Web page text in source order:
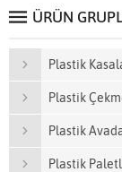
ÜRÜN
Plastik
Plastik
Plastik
Plastik